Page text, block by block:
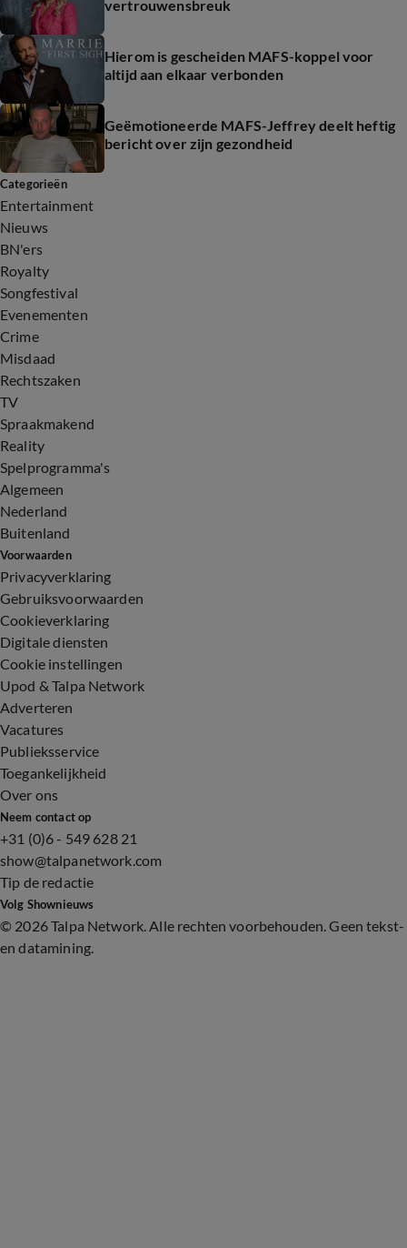
vertrouwensbreuk
Hierom is gescheiden MAFS-koppel voor
altijd aan elkaar verbonden
Geëmotioneerde MAFS-Jeffrey deelt heftig
bericht over zijn gezondheid
Categorieën
Entertainment
Nieuws
BN'ers
Royalty
Songfestival
Evenementen
Crime
Misdaad
Rechtszaken
TV
Spraakmakend
Reality
Spelprogramma's
Algemeen
Nederland
Buitenland
Voorwaarden
Privacyverklaring
Gebruiksvoorwaarden
Cookieverklaring
Digitale diensten
Cookie instellingen
Upod & Talpa Network
Adverteren
Vacatures
Publieksservice
Toegankelijkheid
Over ons
Neem contact op
+31 (0)6 - 549 628 21
show@talpanetwork.com
Tip de redactie
Volg Shownieuws
© 2026 Talpa Network. Alle rechten voorbehouden. Geen tekst-
en datamining.